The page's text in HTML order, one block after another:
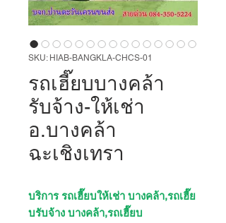
SKU: HIAB-BANGKLA-CHCS-01
รถเฮี๊ยบบางคล้า
รับจ้าง-ให้เช่า
อ.บางคล้า
ฉะเชิงเทรา
บริการ รถเฮี๊ยบให้เช่า บางคล้า,รถเฮี๊ย
บรับจ้าง บางคล้า,รถเฮี๊ยบ